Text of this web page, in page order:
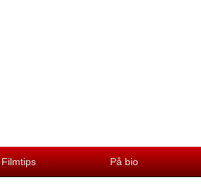
Filmtips På bio